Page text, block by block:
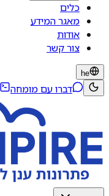
כלים
מאגר המידע
אודות
צור קשר
he
דברו עם מומחה